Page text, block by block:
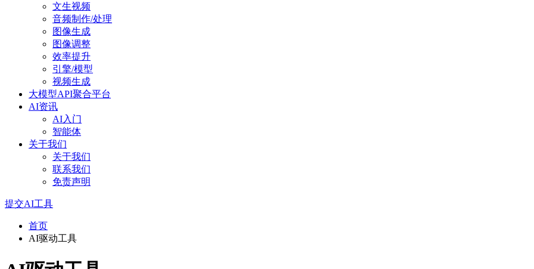
文生视频
音频制作/处理
图像生成
图像调整
效率提升
引擎/模型
视频生成
大模型API聚合平台
AI资讯
AI入门
智能体
关于我们
关于我们
联系我们
免责声明
提交AI工具
首页
AI驱动工具